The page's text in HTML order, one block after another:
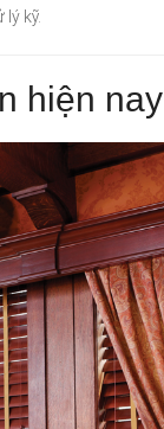
kỹ.
hiện nay